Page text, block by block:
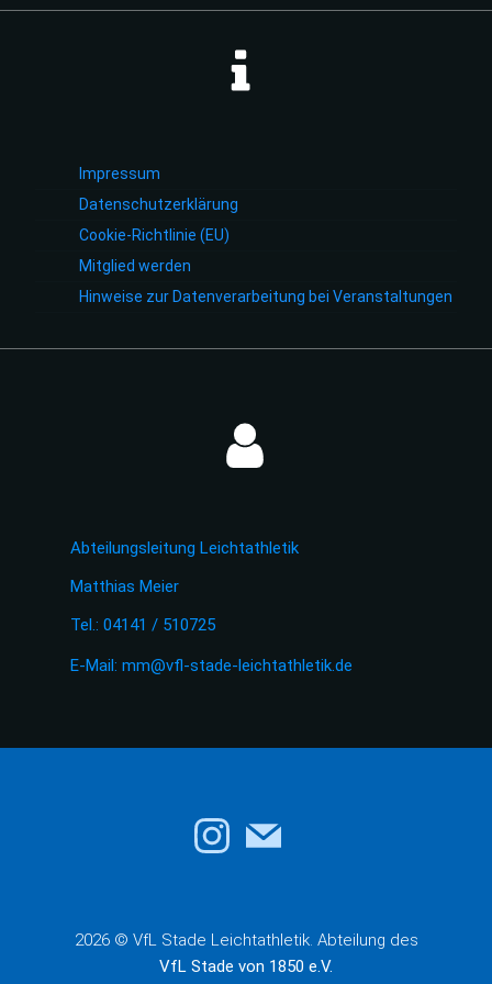
Impressum
Datenschutzerklärung
Cookie-Richtlinie (EU)
Mitglied werden
Hinweise zur Datenverarbeitung bei Veranstaltungen
Abteilungsleitung Leichtathletik
Matthias Meier
Tel.: 04141 / 510725
E-Mail: mm@vfl-stade-leichtathletik.de
2026 © VfL Stade Leichtathletik. Abteilung des
VfL Stade von 1850 e.V.